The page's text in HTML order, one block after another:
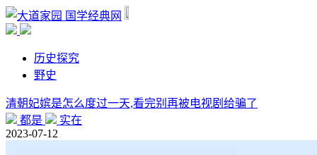
国学经典网
历史探究
野史
清朝妃嫔是怎么度过一天,看完别再被电视剧给骗了
都是
实在
2023-07-12